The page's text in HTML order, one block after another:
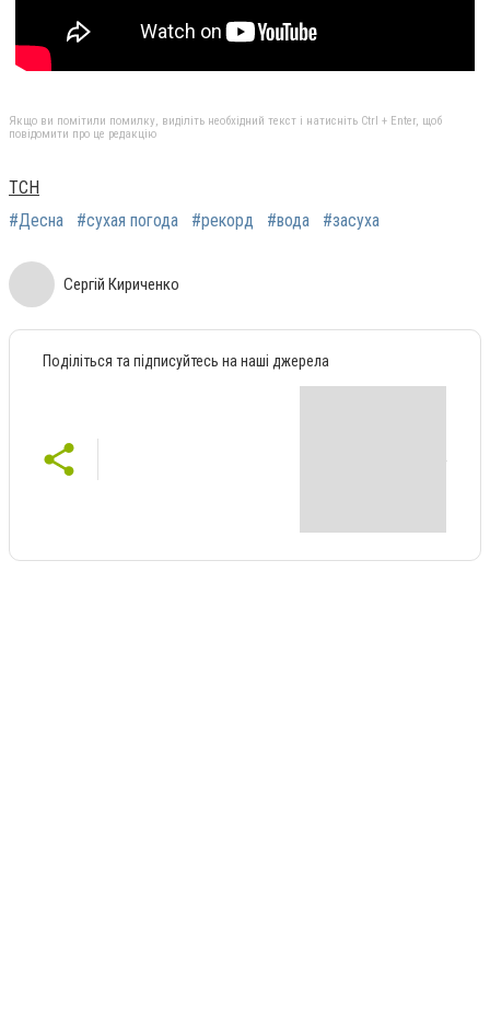
Якщо ви помітили помилку, виділіть необхідний текст і натисніть Ctrl + Enter, щоб
повідомити про це редакцію
ТСН
#Десна
#сухая погода #рекорд #вода #засуха
Сергій Кириченко
Поділіться та підписуйтесь на наші джерела